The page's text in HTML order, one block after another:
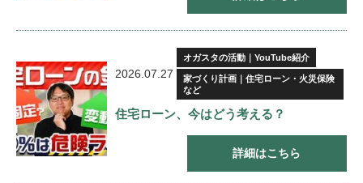
2026.07.27
オガスタの活動｜YouTube紹介
家づくり計画｜住宅ローン・火災保険
など
住宅ローン、今はどう考える？
詳細はこちら